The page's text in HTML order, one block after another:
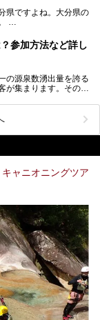
県ですよね。大分県の
獄巡りや砂湯などは有
ションにも温泉を引い
ればと思います。
参加方法など詳し
の源泉数湧出量を誇る
集まります。その別
イベントで、施設を回
人の認定を目指すと
る地元に根付いた銭
々な形態の温泉があり
？ャニオニングツア